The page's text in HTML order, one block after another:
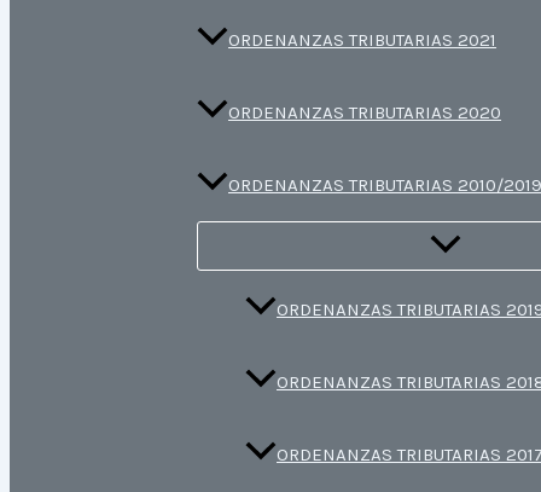
ORDENANZAS TRIBUTARIAS 2021
ORDENANZAS TRIBUTARIAS 2020
ORDENANZAS TRIBUTARIAS 2010/2019
ORDENANZAS TRIBUTARIAS
ORDENANZAS TRIBUTARIAS
ORDENANZAS TRIBUTARIAS 2017